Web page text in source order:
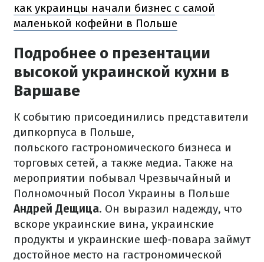
как украинцы начали бизнес с самой
маленькой кофейни в Польше
Подробнее о презентации
высокой украинской кухни в
Варшаве
К событию присоединились представители
дипкорпуса в Польше,
польского гастрономического бизнеса и
торговых сетей, а также медиа. Также на
мероприятии побывал Чрезвычайный и
Полномочный Посол Украины в Польше
Андрей Дещица. Он выразил надежду, что
вскоре украинские вина, украинские
продукты и украинские шеф-повара займут
достойное место на гастрономической